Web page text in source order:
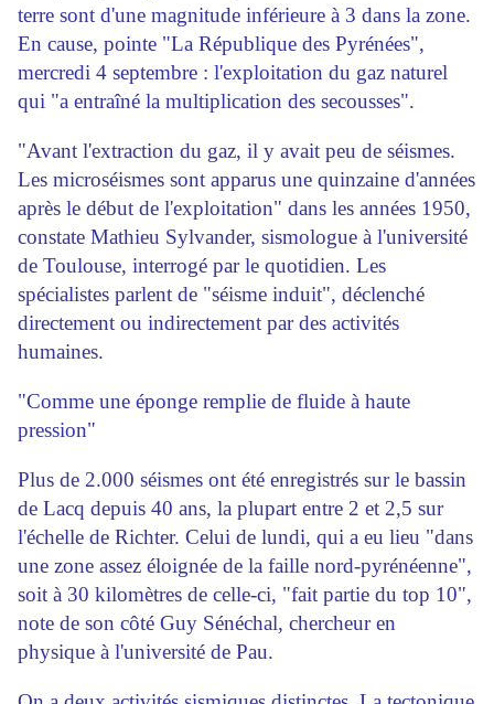
terre sont d'une magnitude inférieure à 3 dans la zone.
En cause, pointe "La République des Pyrénées",
mercredi 4 septembre : l'exploitation du gaz naturel
qui "a entraîné la multiplication des secousses".
"Avant l'extraction du gaz, il y avait peu de séismes.
Les microséismes sont apparus une quinzaine d'années
après le début de l'exploitation" dans les années 1950,
constate Mathieu Sylvander, sismologue à l'université
de Toulouse, interrogé par le quotidien. Les
spécialistes parlent de "séisme induit", déclenché
directement ou indirectement par des activités
humaines.
"Comme une éponge remplie de fluide à haute
pression"
Plus de 2.000 séismes ont été enregistrés sur le bassin
de Lacq depuis 40 ans, la plupart entre 2 et 2,5 sur
l'échelle de Richter. Celui de lundi, qui a eu lieu "dans
une zone assez éloignée de la faille nord-pyrénéenne",
soit à 30 kilomètres de celle-ci, "fait partie du top 10",
note de son côté Guy Sénéchal, chercheur en
physique à l'université de Pau.